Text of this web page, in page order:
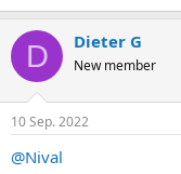
D Dieter G
New member
10 Sep. 2022
@Nival